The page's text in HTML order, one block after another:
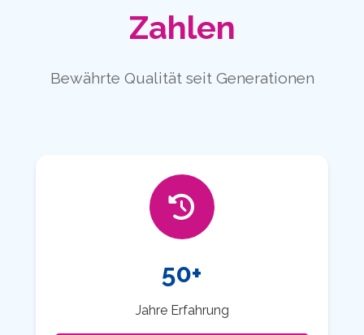
Zahlen
Bewährte Qualität seit Generationen
50+
Jahre Erfahrung